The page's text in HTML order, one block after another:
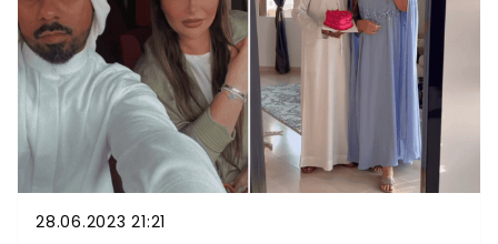
28.06.2023 21:21